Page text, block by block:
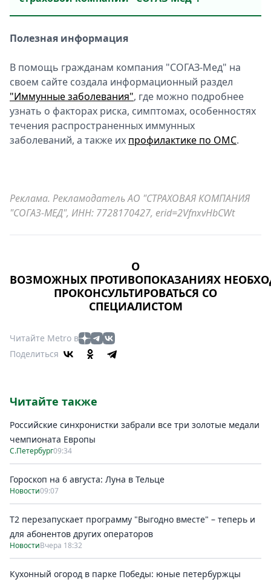
Полезная информация
В помощь гражданам компания "СОГАЗ-Мед" на
своем сайте создала информационный раздел
"Иммунные заболевания", где можно подробнее
узнать о факторах риска, симптомах, особенностях
течения распространенных иммунных
заболеваний, а также их профилактике по ОМС.
Реклама. Рекламодатель АО "СТРАХОВАЯ КОМПАНИЯ
"СОГАЗ-МЕД", ИНН: 7728170427, erid=2VfnxvHbCWt
О
ВОЗМОЖНЫХ ПРОТИВОПОКАЗАНИЯХ
ПРОКОНСУЛЬТИРОВАТЬСЯ СО
СПЕЦИАЛИСТОМ
Читайте Metro в
Поделиться
Читайте также
Российские синхронистки забрали все три золотые медали
чемпионата Европы
С.Петербург09:34
Гороскоп на 6 августа: Луна в Тельце
Новости09:07
Т2 перезапускает программу "Выгодно вместе" – теперь и
для абонентов других операторов
НовостиВчера 18:32
Кухонный огород в парке Победы: юные петербуржцы